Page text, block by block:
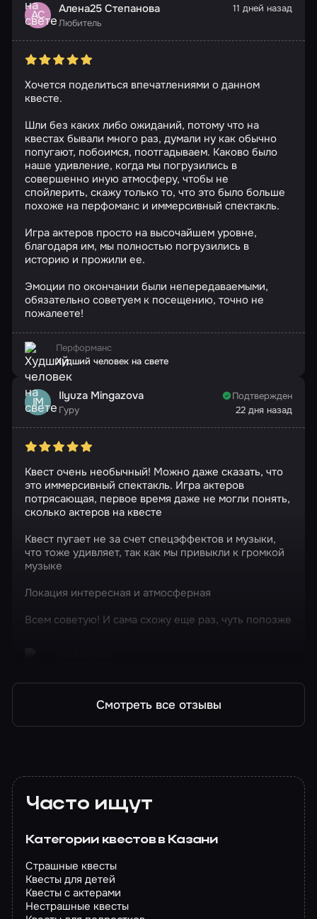
АС Алена25 Степанова
Любитель
11 дней назад
Хочется поделиться впечатлениями о данном
квесте.
Шли без каких либо ожиданий, потому что на
квестах бывали много раз, думали ну как обычно
попугают, побоимся, поотгадываем. Каково было
наше удивление, когда мы погрузились в
совершенно иную атмосферу, чтобы не
спойлерить, скажу только то, что это было больше
похоже на перфоманс и иммерсивный спектакль.
Игра актеров просто на высочайшем уровне,
благодаря им, мы полностью погрузились в
историю и прожили ее.
Эмоции по окончании были непередаваемыми,
обязательно советуем к посещению, точно не
пожалеете!
Перформанс
Худший человек на свете
IM Ilyuza Mingazova
Гуру
Подтвержден
22 дня назад
Квест очень необычный! Можно даже сказать, что
это иммерсивный спектакль. Игра актеров
потрясающая, первое время даже не могли понять,
сколько актеров на квесте
Квест пугает не за счет спецэффектов и музыки,
что тоже удивляет, так как мы привыкли к громкой
музыке
Локация интересная и атмосферная
Всем советую! И сама схожу еще раз, чуть попозже
Смотреть все отзывы
Часто ищут
Категории квестов в Казани
Страшные квесты
Квесты для детей
Квесты с актерами
Нестрашные квесты